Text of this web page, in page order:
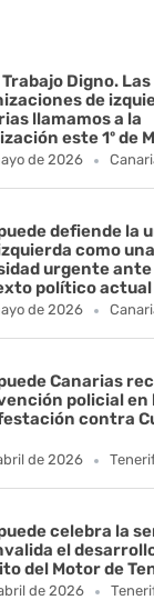
Trabajo Digno. Las
de
llamamos a la
este 1º de
de 2026
defiende la
como una
urgente ante
político actual
de 2026
Canarias
policial en
contra
de 2026
celebra la
el
del Motor de
de 2026